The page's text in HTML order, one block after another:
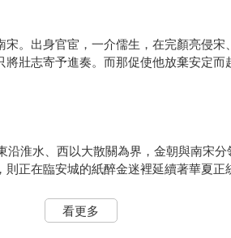
出身官宦，一介儒生，在完顏亮侵宋
壯志寄予進奏。而那促使他放棄安定
水、西以大散關為界，金朝與南宋
正在臨安城的紙醉金迷裡延續著華夏正
意下，金國將領完顏宗望、完顏宗弼
的階下囚。最終北宋滅亡了，宋高宗
看更多